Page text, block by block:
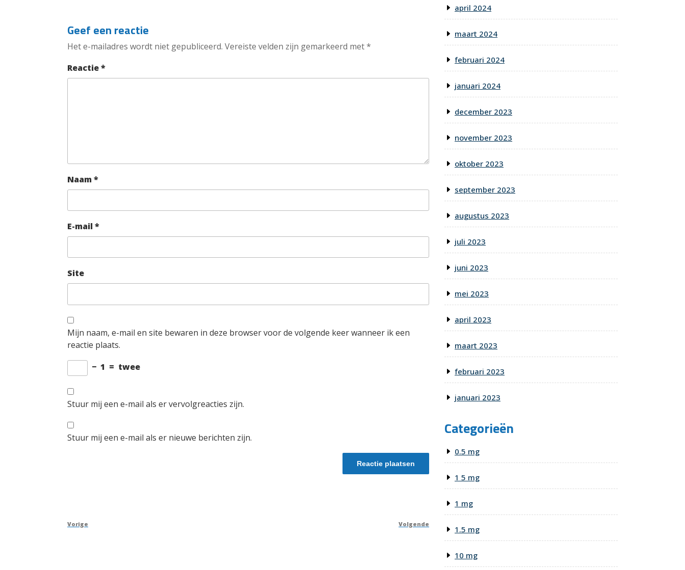
Geef een reactie
Het e-mailadres wordt niet gepubliceerd. Vereiste velden zijn gemarkeerd met*
Reactie*
Naam *
E-mail *
Site
Mijn naam, e-mail en site bewaren in deze browser voor de volgende keer wanneer ik een
reactie plaats.
− 1 = twee
Stuur mij een e-mail als er vervolgreacties zijn.
Stuur mij een e-mail als er nieuwe berichten zijn.
Berichtnavigatie
Vorig
Vorige
Volgend
bericht
Volgende
april 2024
maart 2024
februari 2024
januari 2024
december 2023
november 2023
oktober 2023
september 2023
augustus 2023
juli 2023
juni 2023
mei 2023
april 2023
maart 2023
februari 2023
januari 2023
Categorieën
0.5 mg
1 5 mg
1 mg
1.5 mg
10 mg